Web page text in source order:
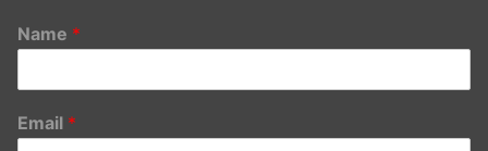
Name *
Email *